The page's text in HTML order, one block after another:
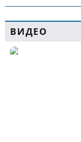
ВИДЕО